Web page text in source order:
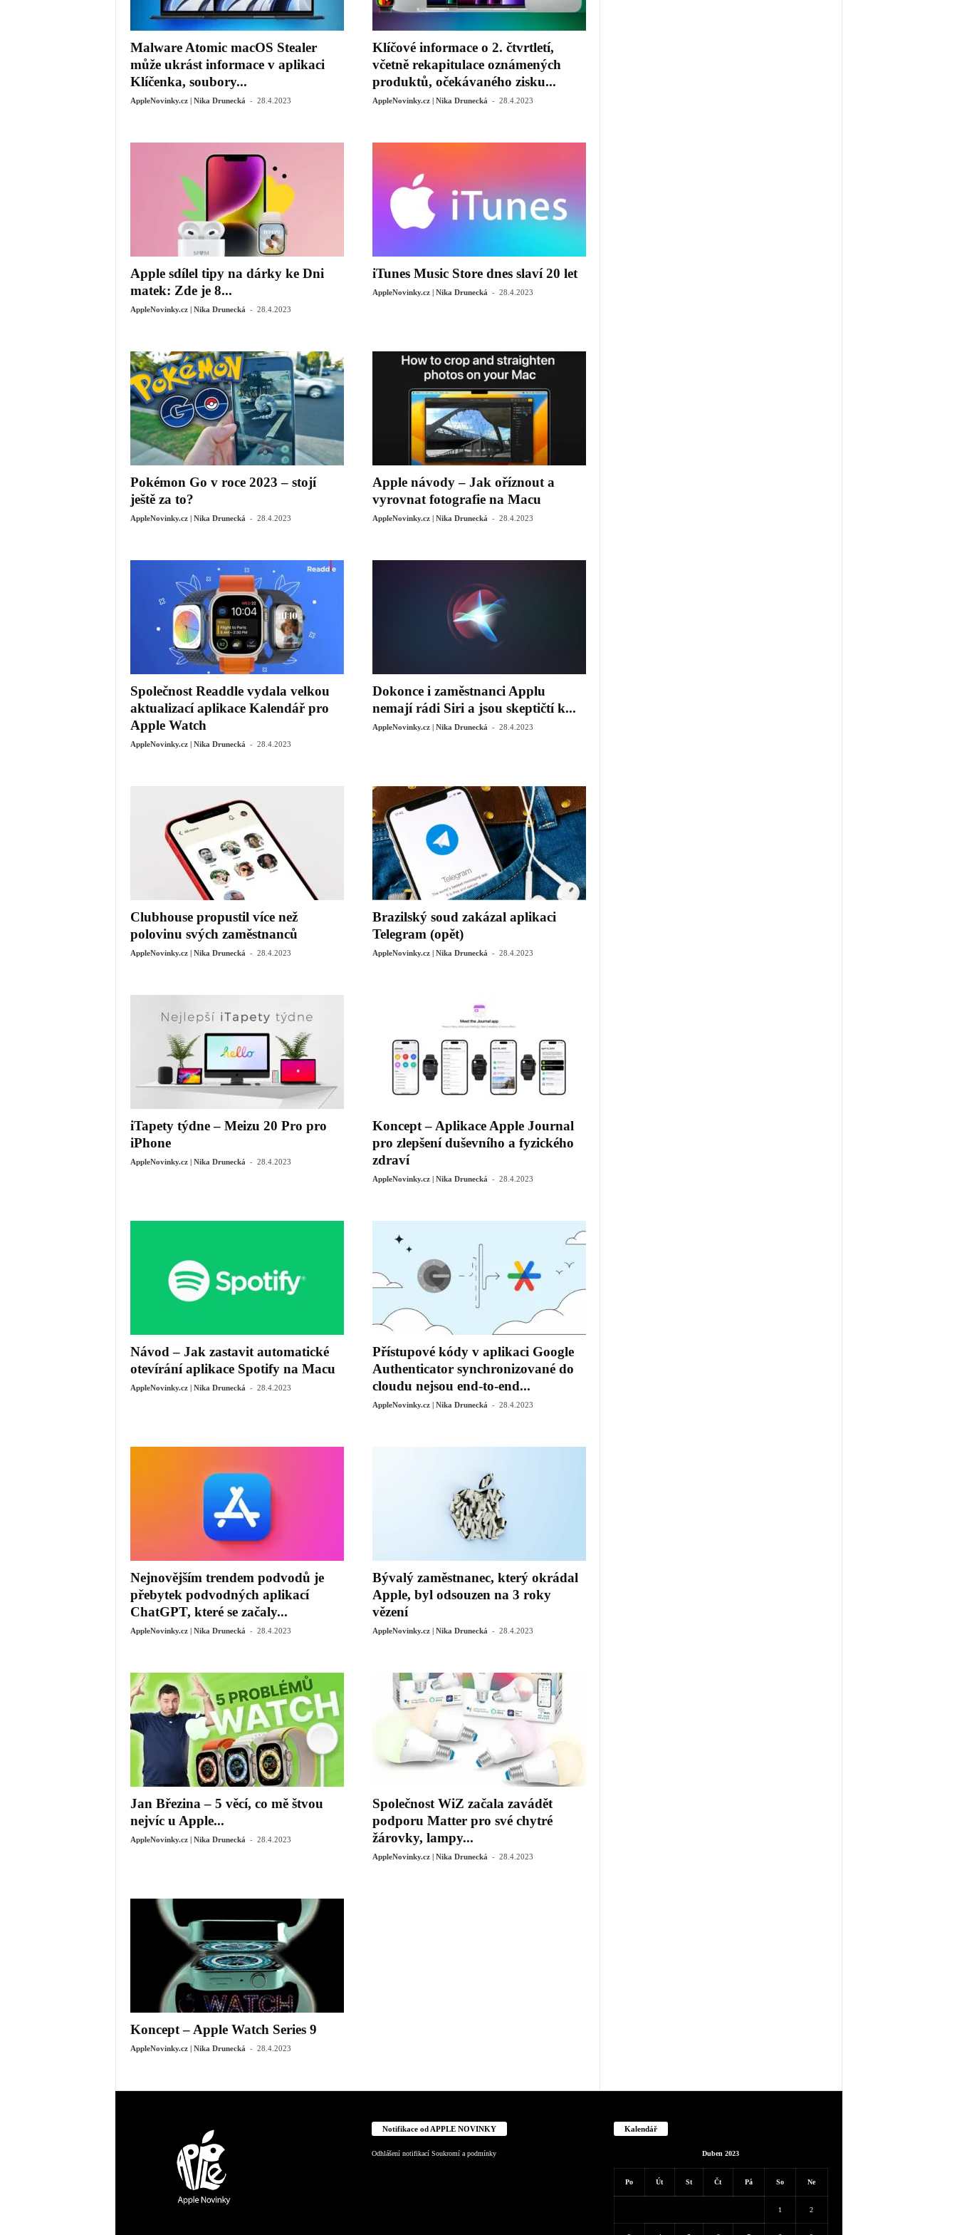
Malware Atomic macOS Stealer
může ukrást informace v aplikaci
Klíčenka, soubory...
AppleNovinky.cz | Nika Drunecká - 28.4.2023
Klíčové informace o 2. čtvrtletí,
včetně rekapitulace oznámených
produktů, očekávaného zisku...
AppleNovinky.cz | Nika Drunecká - 28.4.2023
Apple sdílel tipy na dárky ke Dni
matek: Zde je 8...
AppleNovinky.cz | Nika Drunecká - 28.4.2023
iTunes Music Store dnes slaví 20 let
AppleNovinky.cz | Nika Drunecká - 28.4.2023
Pokémon Go v roce 2023 – stojí
ještě za to?
AppleNovinky.cz | Nika Drunecká - 28.4.2023
Apple návody – Jak oříznout a
vyrovnat fotografie na Macu
AppleNovinky.cz | Nika Drunecká - 28.4.2023
Společnost Readdle vydala velkou
aktualizací aplikace Kalendář pro
Apple Watch
AppleNovinky.cz | Nika Drunecká - 28.4.2023
Dokonce i zaměstnanci Applu
nemají rádi Siri a jsou skeptičtí k...
AppleNovinky.cz | Nika Drunecká - 28.4.2023
Clubhouse propustil více než
polovinu svých zaměstnanců
AppleNovinky.cz | Nika Drunecká - 28.4.2023
Brazilský soud zakázal aplikaci
Telegram (opět)
AppleNovinky.cz | Nika Drunecká - 28.4.2023
iTapety týdne – Meizu 20 Pro pro
iPhone
AppleNovinky.cz | Nika Drunecká - 28.4.2023
Koncept – Aplikace Apple Journal
pro zlepšení duševního a fyzického
zdraví
AppleNovinky.cz | Nika Drunecká - 28.4.2023
Návod – Jak zastavit automatické
otevírání aplikace Spotify na Macu
AppleNovinky.cz | Nika Drunecká - 28.4.2023
Přístupové kódy v aplikaci Google
Authenticator synchronizované do
cloudu nejsou end-to-end...
AppleNovinky.cz | Nika Drunecká - 28.4.2023
Nejnovějším trendem podvodů je
přebytek podvodných aplikací
ChatGPT, které se začaly...
AppleNovinky.cz | Nika Drunecká - 28.4.2023
Bývalý zaměstnanec, který okrádal
Apple, byl odsouzen na 3 roky
vězení
AppleNovinky.cz | Nika Drunecká - 28.4.2023
Jan Březina – 5 věcí, co mě štvou
nejvíc u Apple...
AppleNovinky.cz | Nika Drunecká - 28.4.2023
Společnost WiZ začala zavádět
podporu Matter pro své chytré
žárovky, lampy...
AppleNovinky.cz | Nika Drunecká - 28.4.2023
Koncept – Apple Watch Series 9
AppleNovinky.cz | Nika Drunecká - 28.4.2023
Notifikace od APPLE NOVINKY
Odhlášení notifikací Soukromí a podmínky
Kalendář
Duben 2023
Po Út St Čt Pá So Ne
1 2